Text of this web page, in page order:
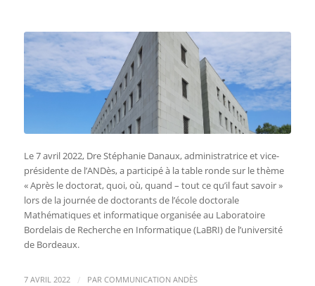
Le 7 avril 2022, Dre Stéphanie Danaux, administratrice et vice-
présidente de l’ANDès, a participé à la table ronde sur le thème
« Après le doctorat, quoi, où, quand – tout ce qu’il faut savoir »
lors de la journée de doctorants de l’école doctorale
Mathématiques et informatique organisée au Laboratoire
Bordelais de Recherche en Informatique (LaBRI) de l’université
de Bordeaux.
7 AVRIL 2022 / PAR COMMUNICATION ANDÈS